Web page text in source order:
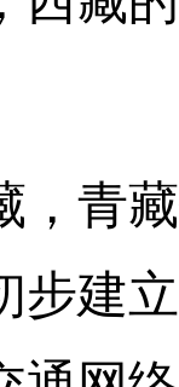
，青
步建